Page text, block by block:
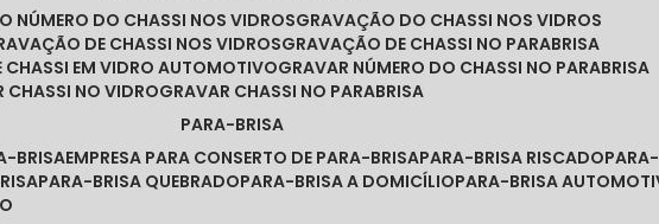
NÚMERO DO CHASSI NOS VIDROS
GRAVAÇÃO DO CHASSI NOS VIDROS
DE CHASSI NOS VIDROS
GRAVAÇÃO DE CHASSI NO PARABRISA
CHASSI EM VIDRO AUTOMOTIVO
GRAVAR NÚMERO DO CHASSI NO PARABRISA
CHASSI NO VIDRO
GRAVAR CHASSI NO PARABRISA
PARA-BRISA
BRISA EMPRESA PARA CONSERTO DE PARA-BRISA PARA-BRISA RISCADO
PARA-BRISA QUEBRADO PARA-BRISA A DOMICÍLIO PARA-BRISA